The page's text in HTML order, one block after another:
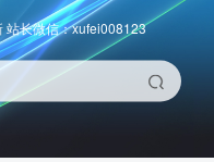
站长微信：xufei008123